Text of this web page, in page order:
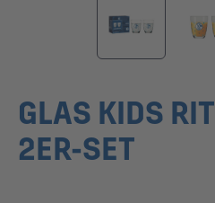
GLAS KIDS
2ER-SET